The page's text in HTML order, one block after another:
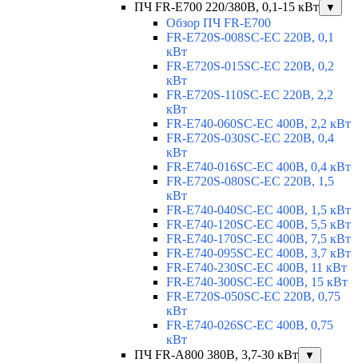
ПЧ FR-E700 220/380В, 0,1-15 кВт ▼
Обзор ПЧ FR-E700
FR-E720S-008SC-EC 220В, 0,1
кВт
FR-E720S-015SC-EC 220В, 0,2
кВт
FR-E720S-110SC-EC 220В, 2,2
кВт
FR-E740-060SC-EC 400В, 2,2 кВт
FR-E720S-030SC-EC 220В, 0,4
кВт
FR-E740-016SC-EC 400В, 0,4 кВт
FR-E720S-080SC-EC 220В, 1,5
кВт
FR-E740-040SC-EC 400В, 1,5 кВт
FR-E740-120SC-EC 400В, 5,5 кВт
FR-E740-170SC-EC 400В, 7,5 кВт
FR-E740-095SC-EC 400В, 3,7 кВт
FR-E740-230SC-EC 400В, 11 кВт
FR-E740-300SC-EC 400В, 15 кВт
FR-E720S-050SC-EC 220В, 0,75
кВт
FR-E740-026SC-EC 400В, 0,75
кВт
ПЧ FR-A800 380В, 3,7-30 кВт
▼